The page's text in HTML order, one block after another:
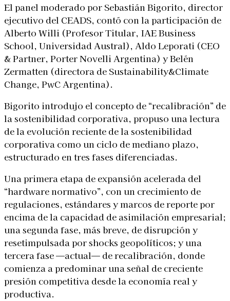
El panel moderado por Sebastián Bigorito, director
ejecutivo del CEADS, contó con la participación de
Alberto Willi (Profesor Titular, IAE Business
School, Universidad Austral), Aldo Leporati (CEO
& Partner, Porter Novelli Argentina) y Belén
Zermatten (directora de Sustainability&Climate
Change, PwC Argentina).
Bigorito introdujo el concepto de “recalibración” de
la sostenibilidad corporativa, propuso una lectura
de la evolución reciente de la sostenibilidad
corporativa como un ciclo de mediano plazo,
estructurado en tres fases diferenciadas.
Una primera etapa de expansión acelerada del
“hardware normativo”, con un crecimiento de
regulaciones, estándares y marcos de reporte por
encima de la capacidad de asimilación empresarial;
una segunda fase, más breve, de disrupción y
resetimpulsada por shocks geopolíticos; y una
tercera fase —actual— de recalibración, donde
comienza a predominar una señal de creciente
presión competitiva desde la economía real y
productiva.